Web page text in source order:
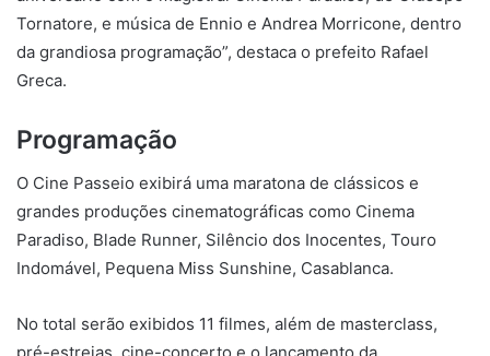
Tornatore, e música de Ennio e Andrea Morricone, dentro
da grandiosa programação”, destaca o prefeito Rafael
Greca.
Programação
O Cine Passeio exibirá uma maratona de clássicos e
grandes produções cinematográficas como Cinema
Paradiso, Blade Runner, Silêncio dos Inocentes, Touro
Indomável, Pequena Miss Sunshine, Casablanca.
No total serão exibidos 11 filmes, além de masterclass,